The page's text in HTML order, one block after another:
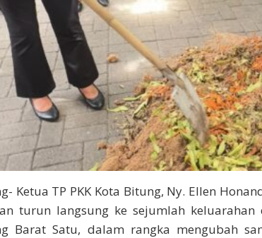
Ketua TP PKK Kota Bitung, Ny. Ellen
turun langsung ke sejumlah
Barat Satu, dalam rangka mengubah